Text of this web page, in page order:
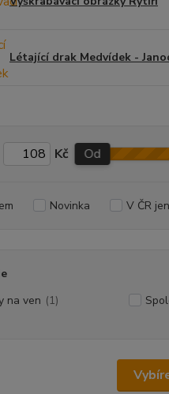
Létající drak Medvídek -
Kč Od
Novinka V ČR
na ven (1)